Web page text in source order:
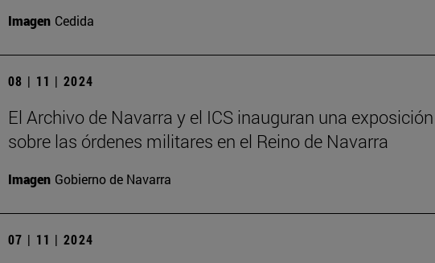
Imagen Cedida
08 | 11 | 2024
El Archivo de Navarra y el ICS inauguran una exposición
sobre las órdenes militares en el Reino de Navarra
Imagen Gobierno de Navarra
07 | 11 | 2024